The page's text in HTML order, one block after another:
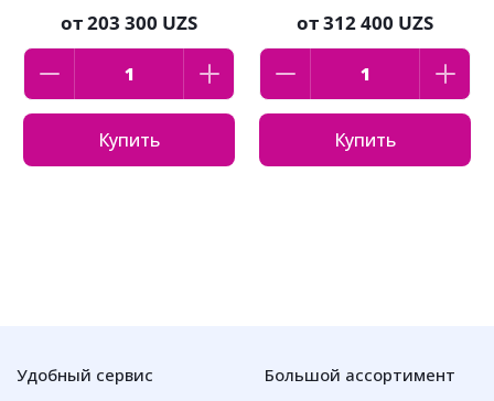
от203 300 UZS
Купить
от312 400 UZS
Купить
Удобный сервис Большой ассортимент